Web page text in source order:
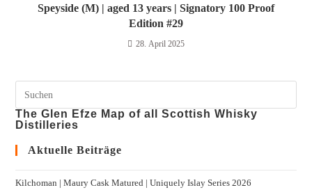
Speyside (M) | aged 13 years | Signatory 100 Proof
Edition #29
28. April 2025
The Glen Efze Map of all Scottish Whisky
Distilleries
Aktuelle Beiträge
Kilchoman | Maury Cask Matured | Uniquely Islay Series 2026